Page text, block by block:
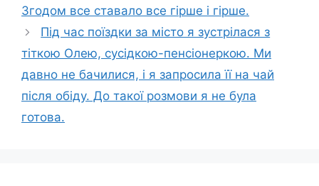
Згодом все ставало все гірше і гірше.
Під час поїздки за місто я зустрілася з
тіткою Олею, сусідкою-пенсіонеркою. Ми
давно не бачилися, і я запросила її на чай
після обіду. До такої розмови я не була
готова.